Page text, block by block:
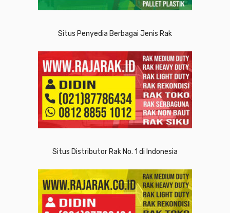
Situs Penyedia Berbagai Jenis Rak
Situs Distributor Rak No. 1 di Indonesia